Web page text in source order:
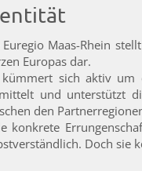
Euregio Maas-Rhein
Europas dar.
kümmert sich aktiv um
und unterstützt
den
konkrete
Doch sie